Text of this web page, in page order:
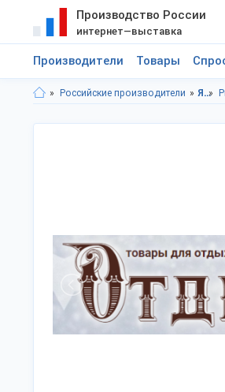
Производство России
интернет—выставка
Производители Товары
Российские производители Ярославская область